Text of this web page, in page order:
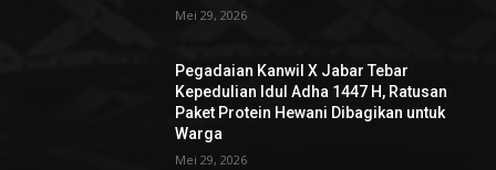
Mei 29, 2026
Pegadaian Kanwil X Jabar Tebar
Kepedulian Idul Adha 1447 H, Ratusan
Paket Protein Hewani Dibagikan untuk
Warga
Mei 29, 2026